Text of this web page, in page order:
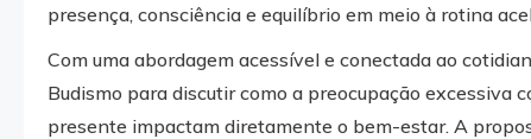
presença, consciência e equilíbrio em meio à rotina
Com uma abordagem acessível e conectada ao
Budismo para discutir como a preocupação excessiva
presente impactam diretamente o bem-estar. A